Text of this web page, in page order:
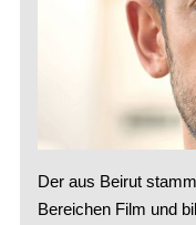
Der aus Beirut
Bereichen Film und